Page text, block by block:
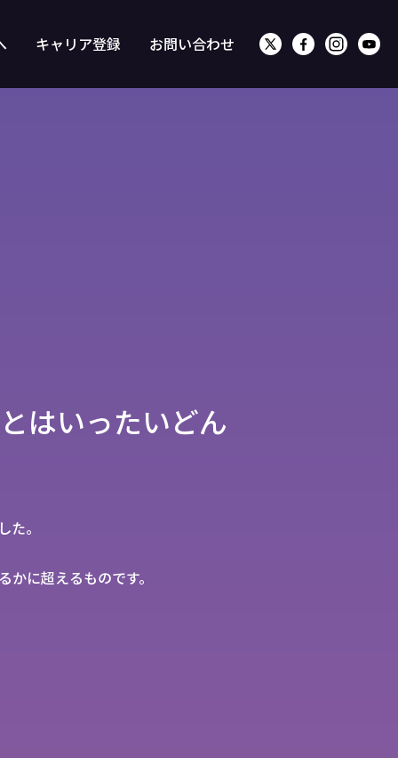
キャリア登録 お問い合わせ
はいったいどん
。
に超えるものです。